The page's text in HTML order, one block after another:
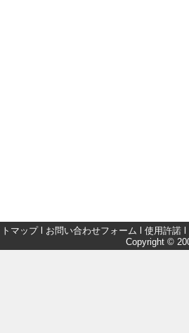
マップl お問い合わせフォーム 使用許諾
Copyright ©